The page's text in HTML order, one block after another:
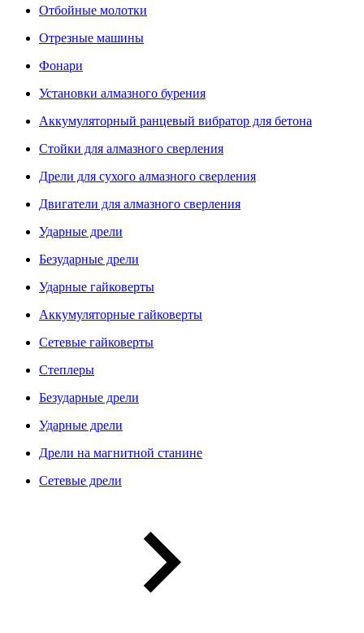
Отбойные молотки
Отрезные машины
Фонари
Установки алмазного бурения
Аккумуляторный ранцевый вибратор для бетона
Стойки для алмазного сверления
Дрели для сухого алмазного сверления
Двигатели для алмазного сверления
Ударные дрели
Безударные дрели
Ударные гайковерты
Аккумуляторные гайковерты
Сетевые гайковерты
Степлеры
Безударные дрели
Ударные дрели
Дрели на магнитной станине
Сетевые дрели